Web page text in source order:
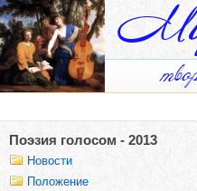
Поэзия голосом - 2013
Новости
Положение